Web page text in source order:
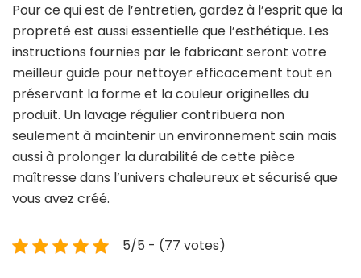
Pour ce qui est de l’entretien, gardez à l’esprit que la
propreté est aussi essentielle que l’esthétique. Les
instructions fournies par le fabricant seront votre
meilleur guide pour nettoyer efficacement tout en
préservant la forme et la couleur originelles du
produit. Un lavage régulier contribuera non
seulement à maintenir un environnement sain mais
aussi à prolonger la durabilité de cette pièce
maîtresse dans l’univers chaleureux et sécurisé que
vous avez créé.
5/5 - (77 votes)